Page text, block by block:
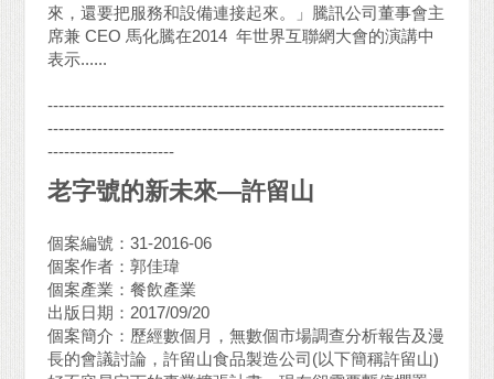
來，還要把服務和設備連接起來。」騰訊公司董事會主
席兼 CEO 馬化騰在2014 年世界互聯網大會的演講中
表示......
------------------------------------------------------------------------
------------------------------------------------------------------------
-----------------------
老字號的新未來—許留山
個案編號：31-2016-06
個案作者：郭佳瑋
個案產業：餐飲產業
出版日期：2017/09/20
個案簡介：歷經數個月，無數個市場調查分析報告及漫
長的會議討論，許留山食品製造公司(以下簡稱許留山)